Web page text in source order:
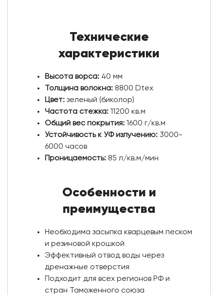
Технические
характеристики
Высота ворса:40 мм
Толщина волокна:8800 Dtex
Цвет:зеленый (биколор)
Частота стежка:11200 кв.м
Общий вес покрытия:1600 г/кв.м
Устойчивость к УФ излучению:3000-
6000 часов
Проницаемость:85 л/кв.м/мин
Особенности и
преимущества
Необходима засыпка кварцевым песком
и резиновой крошкой
Эффективный отвод воды через
дренажные отверстия
Подходит для всех регионов РФ и
стран Таможенного союза